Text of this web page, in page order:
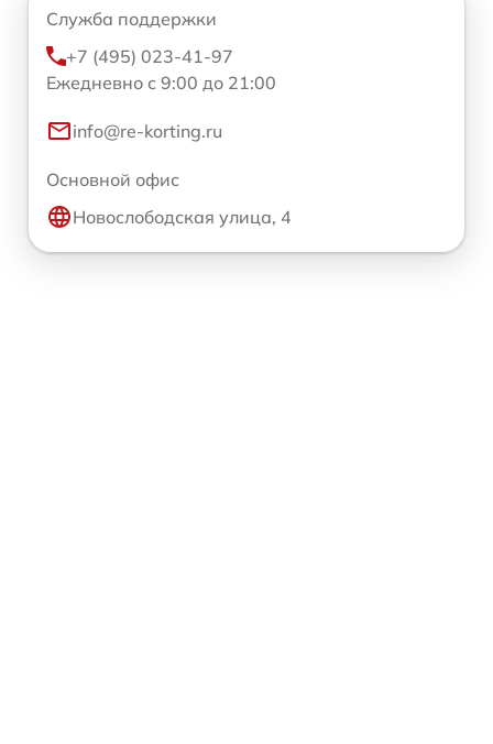
Служба поддержки
+7 (495) 023-41-97
Ежедневно с 9:00 до 21:00
info@re-korting.ru
Основной офис
Новослободская улица, 4